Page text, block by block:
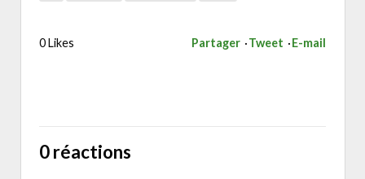
0 Likes Partager Tweet E-mail
0 réactions